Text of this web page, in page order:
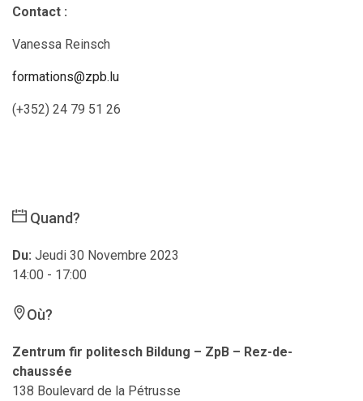
Contact :
Vanessa Reinsch
formations@zpb.lu
(+352) 24 79 51 26
Quand?
Du: Jeudi 30 Novembre 2023
14:00 - 17:00
Où?
Zentrum fir politesch Bildung – ZpB – Rez-de-
chaussée
138 Boulevard de la Pétrusse